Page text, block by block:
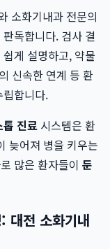
소화기내과 전문의
독합니다. 검사 결
게 설명하고, 약물
신속한 연계 등 환
합니다.
톱 진료 시스템은 환
늦어져 병을 키우는
많은 환자들이 둔
대전 소화기내